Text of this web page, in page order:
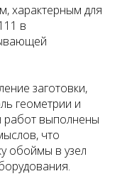
характерным для
в
заготовки,
геометрии и
работ выполнены
что
обоймы в узел